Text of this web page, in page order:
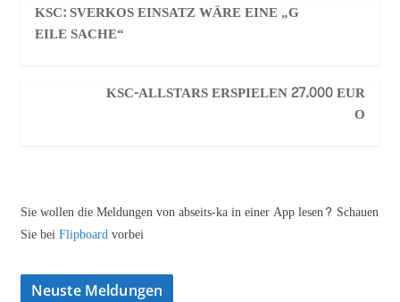
KSC: SVERKOS EINSATZ WÄRE EINE „G
EILE SACHE“
KSC-ALLSTARS ERSPIELEN 27.000 EUR
O
Sie wollen die Meldungen von abseits-ka in einer App lesen? Schauen
Sie beiFlipboardvorbei
Neuste Meldungen